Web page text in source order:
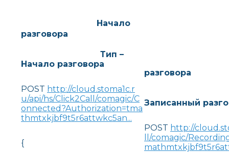
Начало
разговора
Тип –
Начало разговора
POST http://cloud.stoma1c.r
u/api/hs/Click2Call/comagic/C
onnected?Authorization=tma
thmtxkjbf9t5r6attwkc5an...
{
разговора
Записанный
POST http://
ll/comagic/